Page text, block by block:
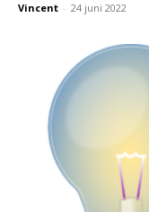
Vincent - 24 juni 2022